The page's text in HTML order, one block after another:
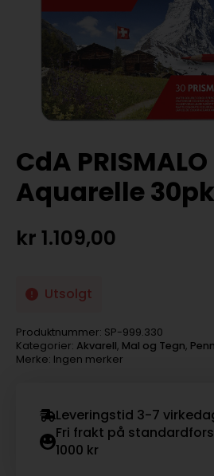
CdA PRISMALO
Aquarelle 30pk
kr 1.109,00
Utsolgt
Produktnummer: SP-999.330
Kategorier: Akvarell, Mal og Tegn,
Merke: Ingen merker
Leveringstid 3-7
Fri frakt på
1000 kr